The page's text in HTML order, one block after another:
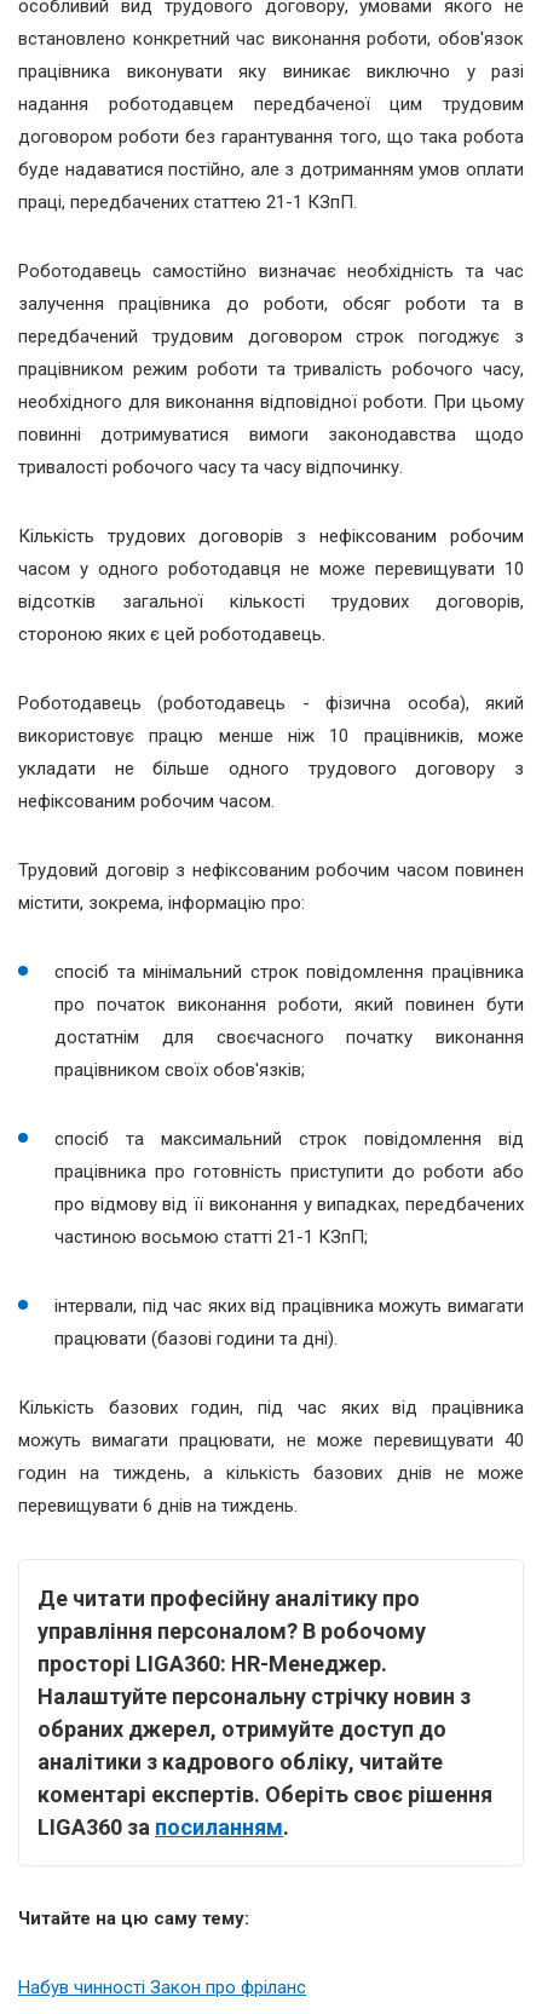
особливий вид трудового договору, умовами якого не
встановлено конкретний час виконання роботи, обов'язок
працівника виконувати яку виникає виключно у разі
надання роботодавцем передбаченої цим трудовим
договором роботи без гарантування того, що така робота
буде надаватися постійно, але з дотриманням умов оплати
праці, передбачених статтею 21-1 КЗпП.
Роботодавець самостійно визначає необхідність та час
залучення працівника до роботи, обсяг роботи та в
передбачений трудовим договором строк погоджує з
працівником режим роботи та тривалість робочого часу,
необхідного для виконання відповідної роботи. При цьому
повинні дотримуватися вимоги законодавства щодо
тривалості робочого часу та часу відпочинку.
Кількість трудових договорів з нефіксованим робочим
часом у одного роботодавця не може перевищувати 10
відсотків загальної кількості трудових договорів,
стороною яких є цей роботодавець.
Роботодавець (роботодавець - фізична особа), який
використовує працю менше ніж 10 працівників, може
укладати не більше одного трудового договору з
нефіксованим робочим часом.
Трудовий договір з нефіксованим робочим часом повинен
містити, зокрема, інформацію про:
спосіб та мінімальний строк повідомлення працівника
про початок виконання роботи, який повинен бути
достатнім для своєчасного початку виконання
працівником своїх обов'язків;
спосіб та максимальний строк повідомлення від
працівника про готовність приступити до роботи або
про відмову від її виконання у випадках, передбачених
частиною восьмою статті 21-1 КЗпП;
інтервали, під час яких від працівника можуть вимагати
працювати (базові години та дні).
Кількість базових годин, під час яких від працівника
можуть вимагати працювати, не може перевищувати 40
годин на тиждень, а кількість базових днів не може
перевищувати 6 днів на тиждень.
Де читати професійну аналітику про
управління персоналом? В робочому
просторі LIGA360: HR-Менеджер.
Налаштуйте персональну стрічку новин з
обраних джерел, отримуйте доступ до
аналітики з кадрового обліку, читайте
коментарі експертів. Оберіть своє рішення
LIGA360 за посиланням.
Читайте на цю саму тему:
Набув чинності Закон про фріланс